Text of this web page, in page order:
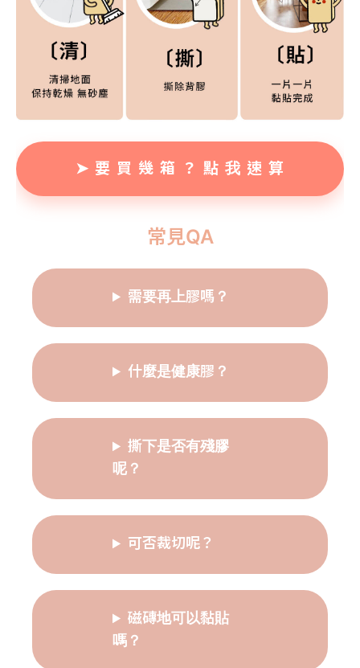
➤ 要 買 幾 箱 ？ 點 我 速 算
常見QA
需要再上膠嗎？
什麼是健康膠？
撕下是否有殘膠
呢？
可否裁切呢？
磁磚地可以黏貼
嗎？